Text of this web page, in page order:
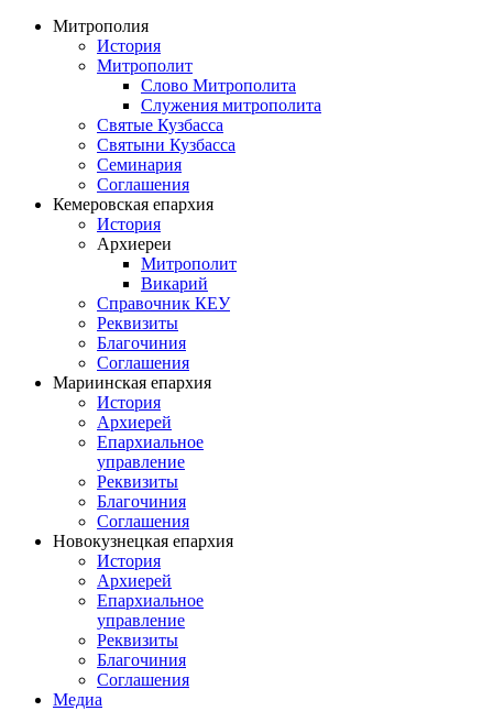
Митрополия
История
Митрополит
Слово Митрополита
Служения митрополита
Святые Кузбасса
Святыни Кузбасса
Семинария
Соглашения
Кемеровская епархия
История
Архиереи
Митрополит
Викарий
Справочник КЕУ
Реквизиты
Благочиния
Соглашения
Мариинская епархия
История
Архиерей
Епархиальное
управление
Реквизиты
Благочиния
Соглашения
Новокузнецкая епархия
История
Архиерей
Епархиальное
управление
Реквизиты
Благочиния
Соглашения
Медиа